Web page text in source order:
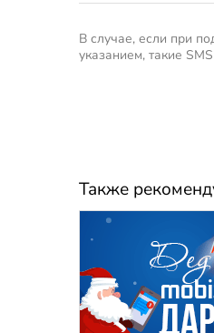
В случае, если при
указанием, такие
Также